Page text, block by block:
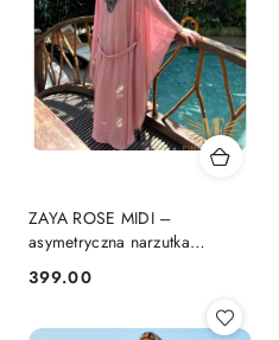
ZAYA ROSE MIDI –
asymetryczna narzutka
plażowa | KIMONO BY ME
Cena:
399.00